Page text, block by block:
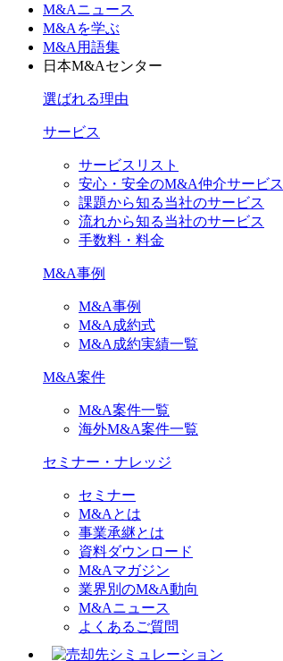
M&Aニュース
M&Aを学ぶ
M&A用語集
日本M&Aセンター
選ばれる理由
サービス
サービスリスト
安心・安全のM&A仲介サービス
課題から知る当社のサービス
流れから知る当社のサービス
手数料・料金
M&A事例
M&A事例
M&A成約式
M&A成約実績一覧
M&A案件
M&A案件一覧
海外M&A案件一覧
セミナー・ナレッジ
セミナー
M&Aとは
事業承継とは
資料ダウンロード
M&Aマガジン
業界別のM&A動向
M&Aニュース
よくあるご質問